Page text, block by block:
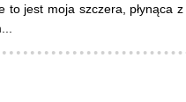
to jest moja szczera, płynąca